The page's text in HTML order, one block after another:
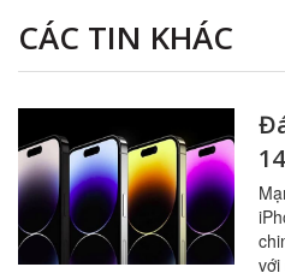
CÁC TIN KHÁC
với